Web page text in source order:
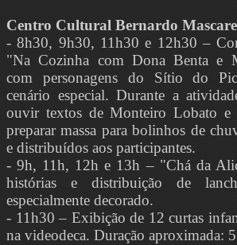
Centro Cultural Bernardo
- 8h30, 9h30, 11h30 e 12h30 –
"Na Cozinha com Dona Benta e
com personagens do Sítio do
cenário especial. Durante a
ouvir textos de Monteiro Lobato e
preparar massa para bolinhos de
e distribuídos aos participantes.
- 9h, 11h, 12h e 13h – "Chá da
histórias e distribuição de
especialmente decorado.
- 11h30 – Exibição de 12 curtas
na videodeca. Duração aproximada: